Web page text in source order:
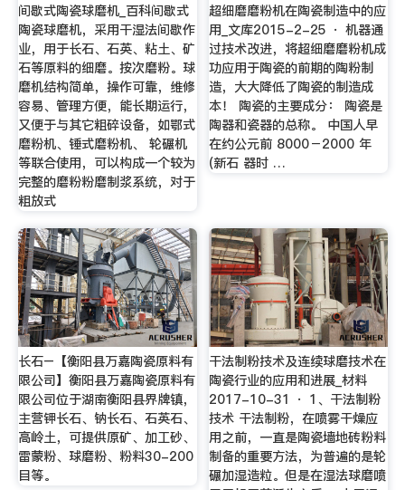
间歇式陶瓷球磨机_百科间歇式
陶瓷球磨机，采用干湿法间歇作
业，用于长石、石英、粘土、矿
石等原料的细磨。按次磨粉。球
磨机结构简单，操作可靠，维修
容易、管理方便，能长期运行，
又便于与其它粗碎设备，如鄂式
磨粉机、锤式磨粉机、 轮碾机
等联合使用，可以构成一个较为
完整的磨粉粉磨制浆系统，对于
粗放式
超细磨磨粉机在陶瓷制造中的应
用_文库2015-2-25 · 机器通
过技术改进，将超细磨磨粉机成
功应用于陶瓷的前期的陶粉制
造，大大降低了陶瓷的制造成
本！ 陶瓷的主要成分： 陶瓷是
陶器和瓷器的总称。 中国人早
在约公元前 8000－2000 年
(新石 器时 …
长石–【衡阳县万嘉陶瓷原料有
限公司】衡阳县万嘉陶瓷原料有
限公司位于湖南衡阳县界牌镇，
主营钾长石、钠长石、石英石、
高岭土，可提供原矿、加工砂、
雷蒙粉、球磨粉、粉料30-200
目等。
干法制粉技术及连续球磨技术在
陶瓷行业的应用和进展_材料
2017-10-31 · 1、干法制粉
技术 干法制粉，在喷雾干燥应
用之前，一直是陶瓷墙地砖粉料
制备的重要方法，为普遍的是轮
碾加湿造粒。但是在湿法球磨喷